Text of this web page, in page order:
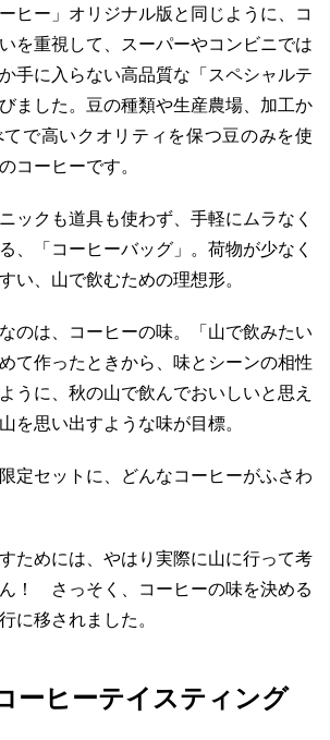
ヒー」オリジナル版と同じように、コ
を重視して、スーパーやコンビニでは
手に入らない高品質な「スペシャルテ
ました。豆の種類や生産農場、加工か
で高いクオリティを保つ豆のみを使
コーヒーです。
ックも道具も使わず、手軽にムラなく
、「コーヒーバッグ」。荷物が少なく
い、山で飲むための理想形。
のは、コーヒーの味。「山で飲みたい
て作ったときから、味とシーンの相性
うに、秋の山で飲んでおいしいと思え
を思い出すような味が目標。
定セットに、どんなコーヒーがふさわ
ためには、やはり実際に山に行って考
！ さっそく、コーヒーの味を決める
に移されました。
ーヒーテイスティング